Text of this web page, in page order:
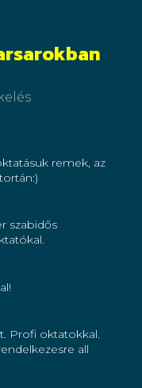
remek, az
szabidős
Profi oktatokkal.
all